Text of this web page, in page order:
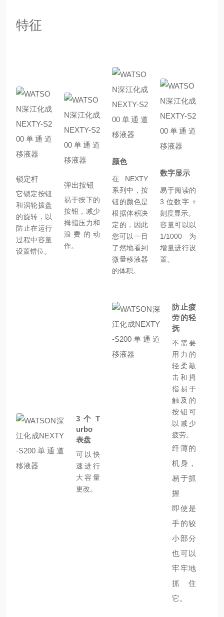
特征
锁定杆
它锁定按钮
和涡轮拨盘
的旋转，以
防止在运行
过程中容量
设置错位。
弹出按钮
易于按下的
按钮，减少
拇指压力和
浪费的动
作。
颜色
在 NEXTY
系列中，按
钮的颜色是
根据体积决
定的，因此
您可以一目
了然地看到
微量移液器
的体积。
数字显示
易于阅读的
3 位数字 +
刻度显示。
容量可以以
1/1000 为
增量进行设
置。
3 个 T
urbo
表盘
可以快
速进行
大容量
更改。
防止疲
劳的轻
抚
不需要
用力的
轻柔敲
击和拇
指易于
触及的
按钮可
以减少
疲劳。
纤薄的
机身，
易于抓
握
即使是
手的较
小部分
也可以
牢牢地
抓住
它。